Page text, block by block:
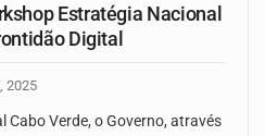
Estratégia Nacional
Digital
2025
Cabo Verde, o Governo, através